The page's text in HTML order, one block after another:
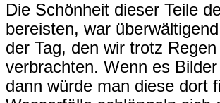
Die Schönheit dieser Teile
bereisten, war
der Tag, den wir trotz
verbrachten. Wenn es
dann würde man diese dort